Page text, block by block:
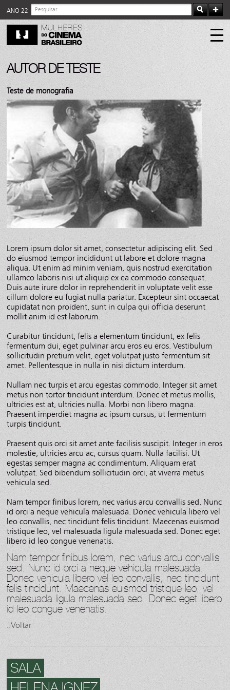
ANO 22
AUTOR DE TESTE
Teste de monografia
Lorem ipsum dolor sit amet, consectetur adipiscing elit. Sed
do eiusmod tempor incididunt ut labore et dolore magna
aliqua. Ut enim ad minim veniam, quis nostrud exercitation
ullamco laboris nisi ut aliquip ex ea commodo consequat.
Duis aute irure dolor in reprehenderit in voluptate velit esse
cillum dolore eu fugiat nulla pariatur. Excepteur sint occaecat
cupidatat non proident, sunt in culpa qui officia deserunt
mollit anim id est laborum.
Curabitur tincidunt, felis a elementum tincidunt, ex felis
fermentum dui, eget pulvinar arcu eros eu eros. Vestibulum
sollicitudin pretium velit, eget volutpat justo fermentum sit
amet. Pellentesque in nulla in nisi dictum interdum.
Nullam nec turpis et arcu egestas commodo. Integer sit amet
metus non tortor tincidunt interdum. Donec et metus mollis,
ultricies est at, ultricies nulla. Morbi non libero magna.
Praesent imperdiet magna ac ipsum cursus, ut fermentum
turpis tincidunt.
Praesent quis orci sit amet ante facilisis suscipit. Integer in eros
molestie, ultricies arcu ac, cursus quam. Nulla facilisi. Ut
egestas semper magna ac condimentum. Aliquam erat
volutpat. Sed bibendum sollicitudin orci, at viverra metus
vehicula sed.
Nam tempor finibus lorem, nec varius arcu convallis sed. Nunc
id orci a neque vehicula malesuada. Donec vehicula libero vel
leo convallis, nec tincidunt felis tincidunt. Maecenas euismod
tristique leo, vel malesuada ligula malesuada sed. Donec eget
libero id leo congue venenatis.
Nam tempor finibus lorem, nec varius arcu convallis
sed. Nunc id orci a neque vehicula malesuada.
Donec vehicula libero vel leo convallis, nec tincidunt
felis tincidunt. Maecenas euismod tristique leo, vel
malesuada ligula malesuada sed. Donec eget libero
id leo congue venenatis.
::Voltar
SALA